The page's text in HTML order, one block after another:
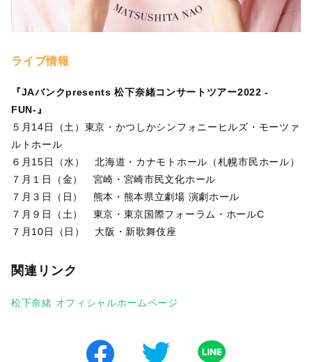
ライブ情報
『JAバンクpresents 松下奈緒コンサートツアー2022 -
FUN-』
５月14日（土）東京・かつしかシンフォニーヒルズ・モーツァ
ルトホール
６月15日（水） 北海道・カナモトホール（札幌市民ホール）
７月１日（金） 宮崎・宮崎市民文化ホール
７月３日（日） 熊本・熊本県立劇場 演劇ホール
７月９日（土） 東京・東京国際フォーラム・ホールC
７月10日（日） 大阪・新歌舞伎座
関連リンク
松下奈緒 オフィシャルホームページ